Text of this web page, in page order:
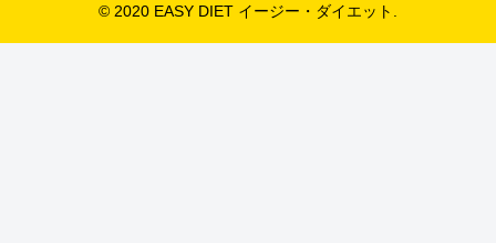
© 2020 EASY DIET イージー・ダイエット.